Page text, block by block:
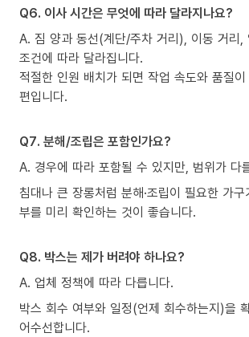
Q6. 이사 시간은 무엇에 따라 달라지나요?
A. 짐 양과 동선(계단/주차 거리), 이동 거리,
조건에 따라 달라집니다.
적절한 인원 배치가 되면 작업 속도와 품질
편입니다.
Q7. 분해/조립은 포함인가요?
A. 경우에 따라 포함될 수 있지만, 범위가 다
침대나 큰 장롱처럼 분해·조립이 필요한 가
부를 미리 확인하는 것이 좋습니다.
Q8. 박스는 제가 버려야 하나요?
A. 업체 정책에 따라 다릅니다.
박스 회수 여부와 일정(언제 회수하는지)을
어수선합니다.